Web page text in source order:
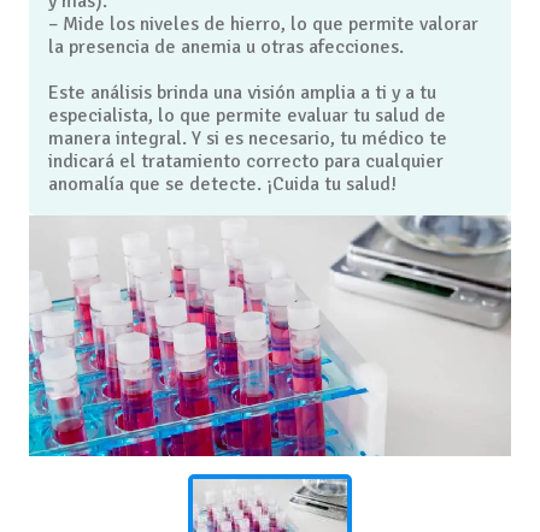
– Mide los niveles de hierro, lo que permite valorar
la presencia de anemia u otras afecciones.
Este análisis brinda una visión amplia a ti y a tu
especialista, lo que permite evaluar tu salud de
manera integral. Y si es necesario, tu médico te
indicará el tratamiento correcto para cualquier
anomalía que se detecte. ¡Cuida tu salud!